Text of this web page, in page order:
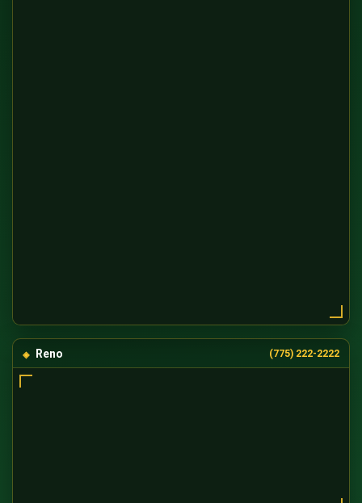
Reno (775) 222-2222